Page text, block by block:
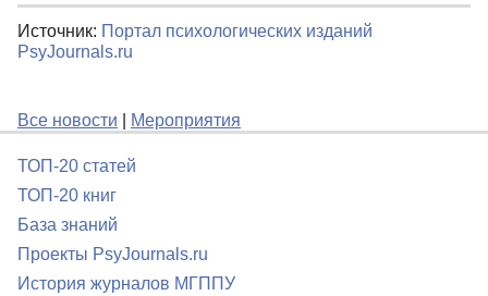
Источник: Портал психологических изданий
PsyJournals.ru
Все новости Мероприятия
ТОП-20 статей
ТОП-20 книг
База знаний
Проекты PsyJournals.ru
История журналов МГППУ